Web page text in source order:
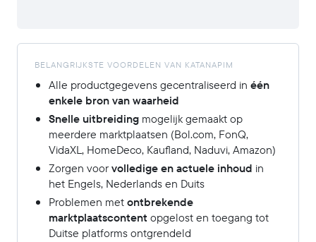
BELANGRIJKSTE VOORDELEN VAN KATANAPIM
Alle productgegevens gecentraliseerd in één
enkele bron van waarheid
Snelle uitbreiding mogelijk gemaakt op
meerdere marktplaatsen (Bol.com, FonQ,
VidaXL, HomeDeco, Kaufland, Naduvi, Amazon)
Zorgen voorvolledige en actuele inhoud in
het Engels, Nederlands en Duits
Problemen metontbrekende
marktplaatscontent opgelost en toegang tot
Duitse platforms ontgrendeld